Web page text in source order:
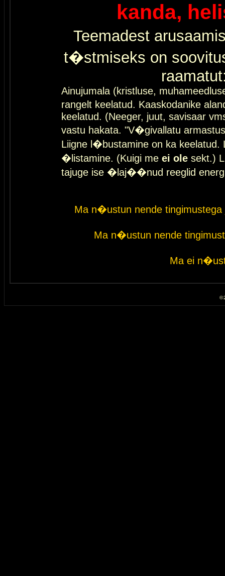
kanda,
Teemadest
t�stmiseks on
Ainujumala (kristluse,
rangelt keelatud. Kaaskodanike
keelatud. (Neeger, juut, savisaar
vastu hakata. "V�givallatu
Liigne l�bustamine on ka keelatud.
�listamine. (Kuigi me ei ole sekt.)
tajuge ise �laj��nud reeglid
Ma n�ustun nende
Ma n�ustun nende
Ma ei
©